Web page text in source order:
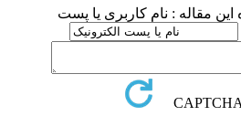
مقاله : نام کاربری یا پست